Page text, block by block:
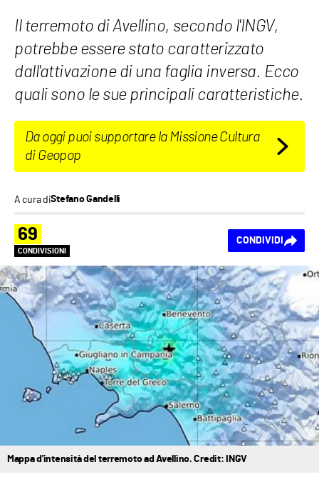
Il terremoto di Avellino, secondo l'INGV,
potrebbe essere stato caratterizzato
dall'attivazione di una faglia inversa. Ecco
quali sono le sue principali caratteristiche.
Da oggi puoi supportare la Missione Cultura
di Geopop
A cura diStefano Gandelli
69
CONDIVISIONI
CONDIVIDI
Mappa d'intensità del terremoto ad Avellino. Credit: INGV